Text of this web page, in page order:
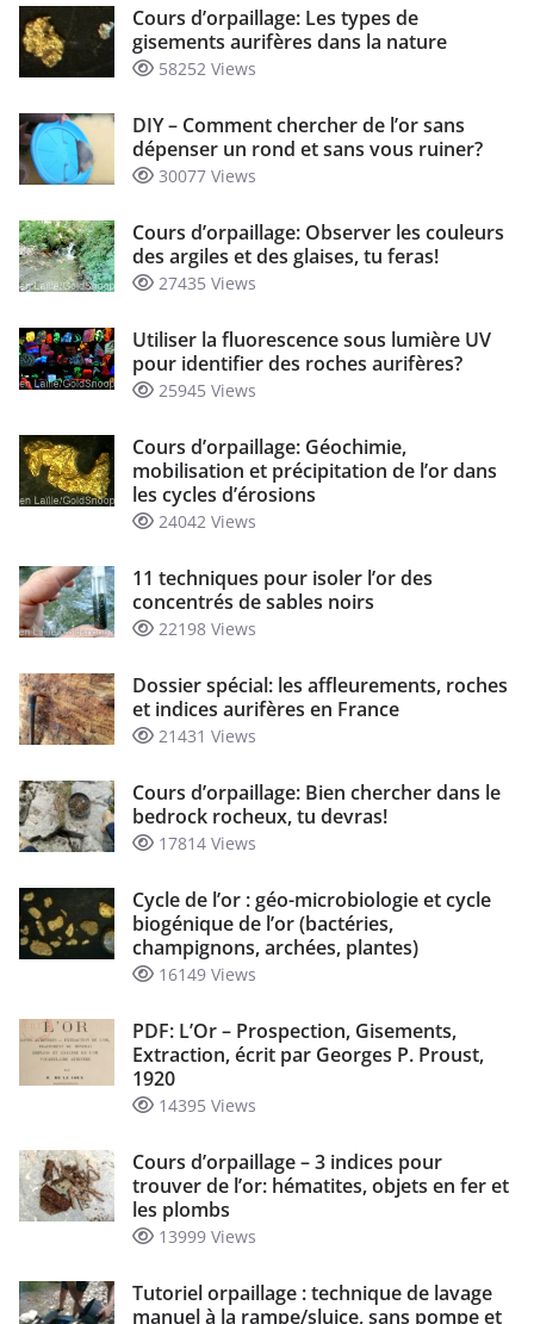
Cours d’orpaillage: Les types de
gisements aurifères dans la nature
58252 Views
DIY – Comment chercher de l’or sans
dépenser un rond et sans vous ruiner?
30077 Views
Cours d’orpaillage: Observer les couleurs
des argiles et des glaises, tu feras!
27435 Views
Utiliser la fluorescence sous lumière UV
pour identifier des roches aurifères?
25945 Views
Cours d’orpaillage: Géochimie,
mobilisation et précipitation de l’or dans
les cycles d’érosions
24042 Views
11 techniques pour isoler l’or des
concentrés de sables noirs
22198 Views
Dossier spécial: les affleurements, roches
et indices aurifères en France
21431 Views
Cours d’orpaillage: Bien chercher dans le
bedrock rocheux, tu devras!
17814 Views
Cycle de l’or : géo-microbiologie et cycle
biogénique de l’or (bactéries,
champignons, archées, plantes)
16149 Views
PDF: L’Or – Prospection, Gisements,
Extraction, écrit par Georges P. Proust,
1920
14395 Views
Cours d’orpaillage – 3 indices pour
trouver de l’or: hématites, objets en fer et
les plombs
13999 Views
Tutoriel orpaillage : technique de lavage
manuel à la rampe/sluice, sans pompe et